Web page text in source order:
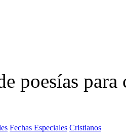
poesías
Fechas Especiales Cristianos